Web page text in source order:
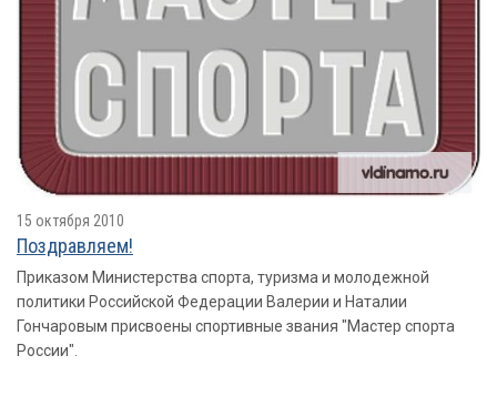
15 октября 2010
Поздравляем!
Приказом Министерства спорта, туризма и молодежной
политики Российской Федерации Валерии и Наталии
Гончаровым присвоены спортивные звания "Мастер спорта
России".